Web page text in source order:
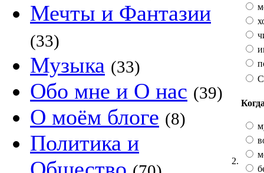
Мечты и Фантазии
(33)
Музыка (33)
Обо мне и О нас (39)
О моём блоге (8)
Политика и
2.